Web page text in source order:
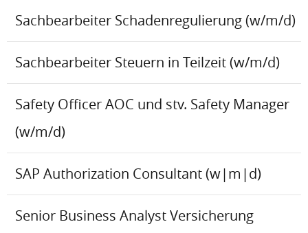
Sachbearbeiter Schadenregulierung (w/m/d)
Sachbearbeiter Steuern in Teilzeit (w/m/d)
Safety Officer AOC und stv. Safety Manager
(w/m/d)
SAP Authorization Consultant (w|m|d)
Senior Business Analyst Versicherung